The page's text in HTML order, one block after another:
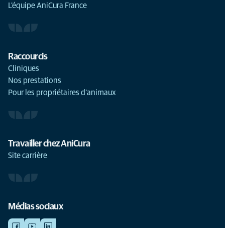
L'équipe AniCura France
Raccourcis
Cliniques
Nos prestations
Pour les propriétaires d'animaux
Travailler chez AniCura
Site carrière
Médias sociaux